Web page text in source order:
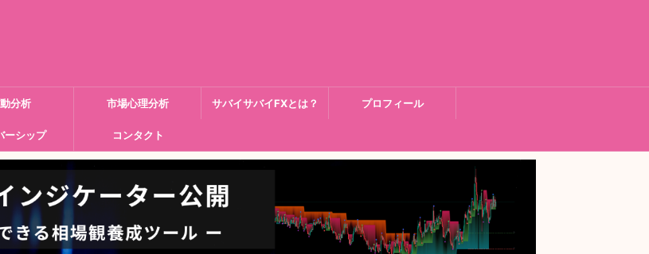
分析 市場心理分析 サバイサバイFXとは？ プロフィール
ーシップ コンタクト